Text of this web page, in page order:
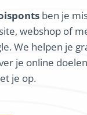
ben je
webshop of
We helpen je
je online
je op.